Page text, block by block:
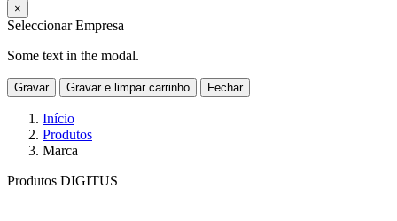
×
Seleccionar Empresa
Some text in the modal.
Gravar Gravar e limpar carrinho Fechar
Início
Produtos
Marca
Produtos DIGITUS